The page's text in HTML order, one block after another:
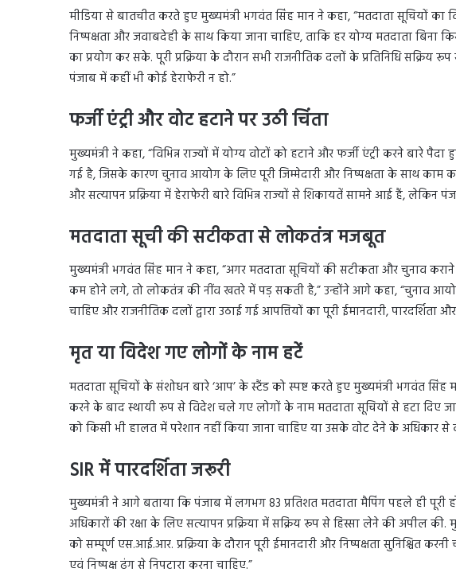
मीडिया से बातचीत करते हुए मुख्यमंत्री भगवंत सिंह मान ने कहा, “मतदाता सूचियों का
निष्पक्षता और जवाबदेही के साथ किया जाना चाहिए, ताकि हर योग्य मतदाता बिना
का प्रयोग कर सके. पूरी प्रक्रिया के दौरान सभी राजनीतिक दलों के प्रतिनिधि सक्रिय
पंजाब में कहीं भी कोई हेराफेरी न हो.”
फर्जी एंट्री और वोट हटाने पर उठी चिंता
मुख्यमंत्री ने कहा, “विभिन्न राज्यों में योग्य वोटों को हटाने और फर्जी एंट्री करने बारे
गई है, जिसके कारण चुनाव आयोग के लिए पूरी जिम्मेदारी और निष्पक्षता के साथ काम
और सत्यापन प्रक्रिया में हेराफेरी बारे विभिन्न राज्यों से शिकायतें सामने आई हैं,
मतदाता सूची की सटीकता से लोकतंत्र मजबूत
मुख्यमंत्री भगवंत सिंह मान ने कहा, “अगर मतदाता सूचियों की सटीकता और चुनाव
कम होने लगे, तो लोकतंत्र की नींव खतरे में पड़ सकती है,” उन्होंने आगे कहा, “चुनाव
चाहिए और राजनीतिक दलों द्वारा उठाई गई आपत्तियों का पूरी ईमानदारी, पारदर्शिता
मृत या विदेश गए लोगों के नाम हटें
मतदाता सूचियों के संशोधन बारे ‘आप’ के स्टैंड को स्पष्ट करते हुए मुख्यमंत्री भगवंत सिंह
करने के बाद स्थायी रूप से विदेश चले गए लोगों के नाम मतदाता सूचियों से हटा दिए
को किसी भी हालत में परेशान नहीं किया जाना चाहिए या उसके वोट देने के अधिकार से
SIR में पारदर्शिता जरूरी
मुख्यमंत्री ने आगे बताया कि पंजाब में लगभग 83 प्रतिशत मतदाता मैपिंग पहले ही पूरी
अधिकारों की रक्षा के लिए सत्यापन प्रक्रिया में सक्रिय रूप से हिस्सा लेने की अपील की.
को सम्पूर्ण एस.आई.आर. प्रक्रिया के दौरान पूरी ईमानदारी और निष्पक्षता सुनिश्चित
एवं निष्पक्ष ढंग से निपटारा करना चाहिए.”